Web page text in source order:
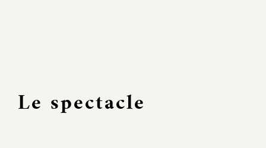
Le spectacle